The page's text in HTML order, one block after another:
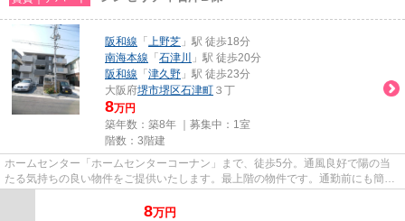
阪和線 「 上野芝 」駅 徒歩18分
南海本線 「 石津川
」駅 徒歩20分
阪和線 「 津久野 」駅 徒歩23分
大阪府堺市堺区石津町 ３丁
8万円
築年数：築8年 ｜募集中： 1室
階数：3階建
ホームセンター「ホームセンターコーナン」まで、徒歩5分。通風良好で陽の当
たる気持ちの良い物件をご提供いたします。最上階の物件です。通勤前にも簡単
8万円